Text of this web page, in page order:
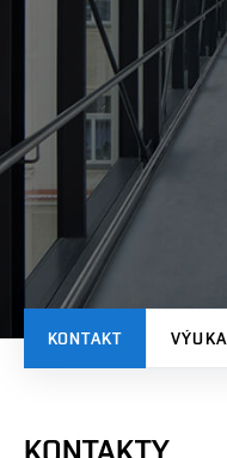
KONTAKT VÝUKA
KONTAKTY